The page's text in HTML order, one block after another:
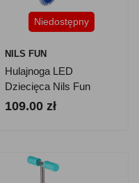
Niedostępny
NILS FUN
Hulajnoga LED
Dziecięca Nils Fun
HLB001 - Niebieska
109.00 zł